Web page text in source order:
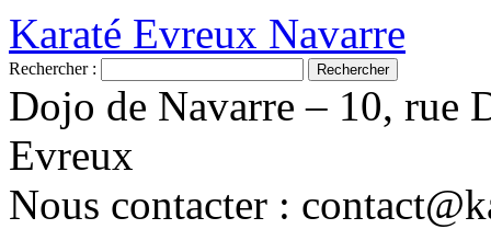
Karaté Evreux Navarre
Rechercher :
Dojo de Navarre – 10, rue
Evreux
Nous contacter :